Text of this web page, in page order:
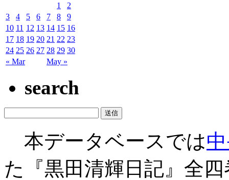
« Mar May »
1
2
3
4 5 6 7 8
9
10 11 12 13 14 15 16
17 18 19 20 21 22 23
24 25 26 27 28 29 30
search
本データベースでは
た『黒田清輝日記』全